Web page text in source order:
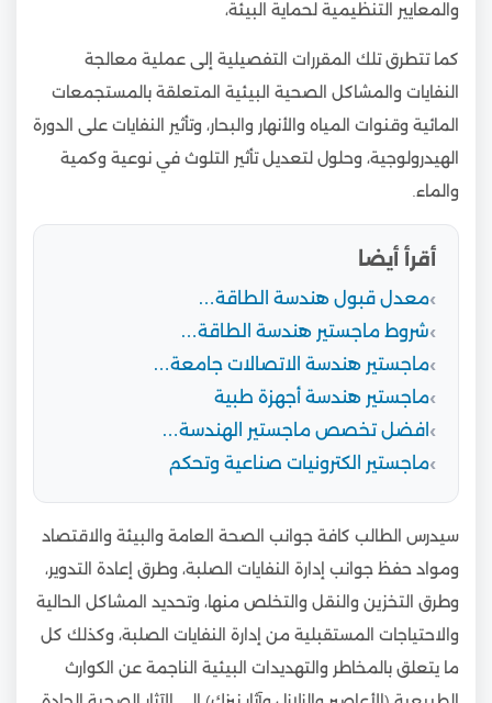
والمعايير التنظيمية لحماية البيئة،
كما تتطرق تلك المقررات التفصيلية إلى عملية معالجة
النفايات والمشاكل الصحية البيئية المتعلقة بالمستجمعات
المائية وقنوات المياه والأنهار والبحار، وتأثير النفايات على الدورة
الهيدرولوجية، وحلول لتعديل تأثير التلوث في نوعية وكمية
والماء.
أقرأ أيضا
معدل قبول هندسة الطاقة…
شروط ماجستير هندسة الطاقة…
ماجستير هندسة الاتصالات جامعة…
ماجستير هندسة أجهزة طبية
افضل تخصص ماجستير الهندسة…
ماجستير الكترونيات صناعية وتحكم
سيدرس الطالب كافة جوانب الصحة العامة والبيئة والاقتصاد
ومواد حفظ جوانب إدارة النفايات الصلبة، وطرق إعادة التدوير،
وطرق التخزين والنقل والتخلص منها، وتحديد المشاكل الحالية
والاحتياجات المستقبلية من إدارة النفايات الصلبة، وكذلك كل
ما يتعلق بالمخاطر والتهديدات البيئية الناجمة عن الكوارث